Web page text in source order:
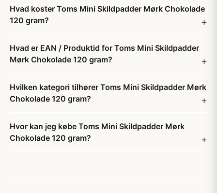
Hvad koster Toms Mini Skildpadder Mørk Chokolade
120 gram?
Hvad er EAN / Produktid for Toms Mini Skildpadder
Mørk Chokolade 120 gram?
Hvilken kategori tilhører Toms Mini Skildpadder Mørk
Chokolade 120 gram?
Hvor kan jeg købe Toms Mini Skildpadder Mørk
Chokolade 120 gram?